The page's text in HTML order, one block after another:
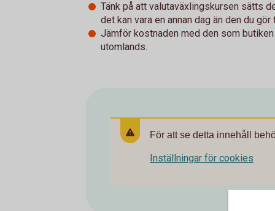
Tänk på att valutaväxlingskursen sätts
det kan vara en annan dag än den du gör
Jämför kostnaden med den som
utomlands.
För att se detta innehåll
Inställningar för cookies